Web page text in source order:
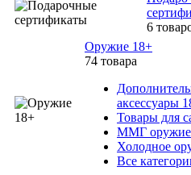
6
Оружие 18+
74 товара
аксессуары
Товары для
ММГ оружие
Холодное
Все